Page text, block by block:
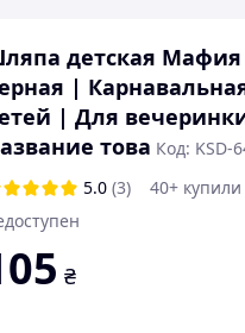
детская Мафия
|
| Для
това Код: KSD-
5.0 (3)
40+ купили
₴